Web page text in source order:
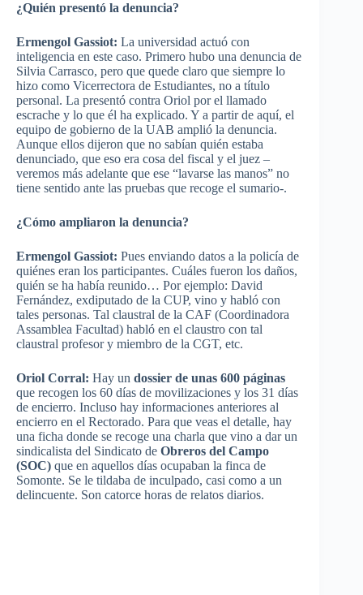
¿Quién presentó la denuncia?
Ermengol Gassiot: La universidad actuó con
inteligencia en este caso. Primero hubo una denuncia de
Silvia Carrasco, pero que quede claro que siempre lo
hizo como Vicerrectora de Estudiantes, no a título
personal. La presentó contra Oriol por el llamado
escrache y lo que él ha explicado. Y a partir de aquí, el
equipo de gobierno de la UAB amplió la denuncia.
Aunque ellos dijeron que no sabían quién estaba
denunciado, que eso era cosa del fiscal y el juez –
veremos más adelante que ese “lavarse las manos” no
tiene sentido ante las pruebas que recoge el sumario-.
¿Cómo ampliaron la denuncia?
Ermengol Gassiot: Pues enviando datos a la policía de
quiénes eran los participantes. Cuáles fueron los daños,
quién se ha había reunido… Por ejemplo: David
Fernández, exdiputado de la CUP, vino y habló con
tales personas. Tal claustral de la CAF (Coordinadora
Assamblea Facultad) habló en el claustro con tal
claustral profesor y miembro de la CGT, etc.
Oriol Corral: Hay un dossier de unas 600 páginas
que recogen los 60 días de movilizaciones y los 31 días
de encierro. Incluso hay informaciones anteriores al
encierro en el Rectorado. Para que veas el detalle, hay
una ficha donde se recoge una charla que vino a dar un
sindicalista del Sindicato de Obreros del Campo
(SOC) que en aquellos días ocupaban la finca de
Somonte. Se le tildaba de inculpado, casi como a un
delincuente. Son catorce horas de relatos diarios.